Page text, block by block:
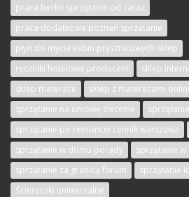
praca berlin sprzątanie od zaraz
praca dodatkowa poznań sprzątanie
płyn do mycia kabin prysznicowych sklep
ręczniki hotelowe producent
sklep
sklep materace
sklep z materacami
sprzątanie na umowę zlecenie
sprzątanie po remoncie cennik warszawa
sprzątanie w domu porady
sprzątanie
sprzątanie za granicą forum
sprzątanie
Ściereczki uniwersalne